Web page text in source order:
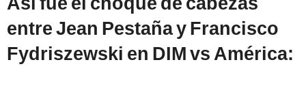
entre Jean Pestaña y Francisco
Fydriszewski en DIM vs América: